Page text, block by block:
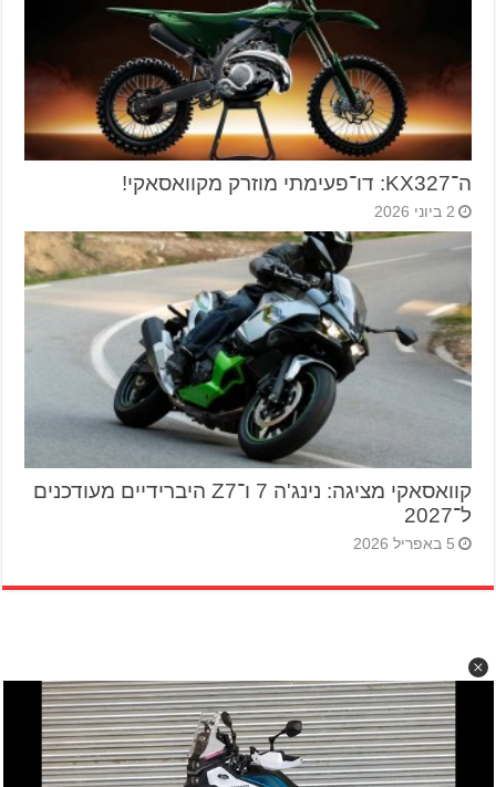
ה־KX327: דו־פעימתי מוזרק מקוואסאקי!
2 ביוני 2026
קוואסאקי מציגה: נינג'ה 7 ו־Z7 היברידיים מעודכנים
ל־2027
5 באפריל 2026